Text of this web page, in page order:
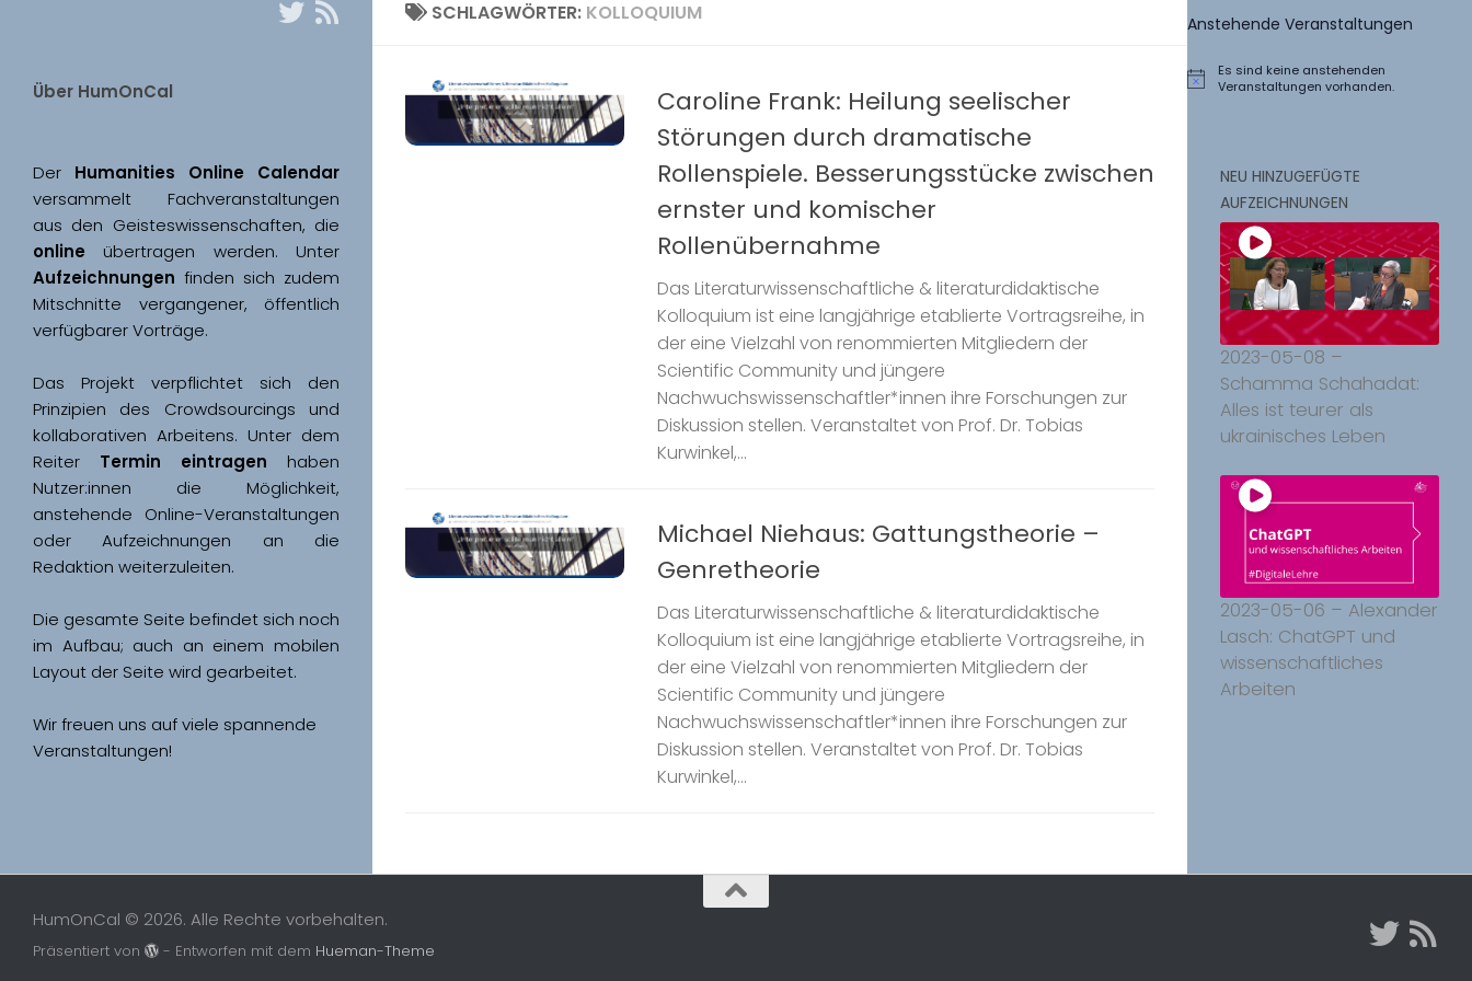
SCHLAGWÖRTER: KOLLOQUIUM
Caroline Frank: Heilung seelischer
Störungen durch dramatische
Rollenspiele. Besserungsstücke zwischen
ernster und komischer
Rollenübernahme
Das Literaturwissenschaftliche & literaturdidaktische
Kolloquium ist eine langjährige etablierte Vortragsreihe, in
der eine Vielzahl von renommierten Mitgliedern der
Scientific Community und jüngere
Nachwuchswissenschaftler*innen ihre Forschungen zur
Diskussion stellen. Veranstaltet von Prof. Dr. Tobias
Kurwinkel,...
Michael Niehaus: Gattungstheorie –
Genretheorie
Das Literaturwissenschaftliche & literaturdidaktische
Kolloquium ist eine langjährige etablierte Vortragsreihe, in
der eine Vielzahl von renommierten Mitgliedern der
Scientific Community und jüngere
Nachwuchswissenschaftler*innen ihre Forschungen zur
Diskussion stellen. Veranstaltet von Prof. Dr. Tobias
Kurwinkel,...
Über HumOnCal
Der
versammelt Fachveranstaltungen
online
Aufzeichnungen finden sich zudem
Mitschnitte vergangener, öffentlich
Das Projekt verpflichtet sich den
Prinzipien des Crowdsourcings und
kollaborativen Arbeitens. Unter dem
Reiter Termin eintragen haben
Nutzer:innen die Möglichkeit,
anstehende Online-Veranstaltungen
oder Aufzeichnungen an die
Redaktion weiterzuleiten.
Die gesamte Seite befindet sich noch
im Aufbau; auch an einem mobilen
Wir freuen uns auf viele spannende
Veranstaltungen!
Anstehende Veranstaltungen
Hinweis
Es sind keine anstehenden
Veranstaltungen vorhanden.
NEU HINZUGEFÜGTE
AUFZEICHNUNGEN
2023-05-08 –
Schamma Schahadat:
Alles ist teurer als
ukrainisches Leben
2023-05-06 – Alexander
Lasch: ChatGPT und
wissenschaftliches
Arbeiten
HumOnCal © 2026. Alle Rechte vorbehalten.
Präsentiert von - Entworfen mit dem Hueman-Theme